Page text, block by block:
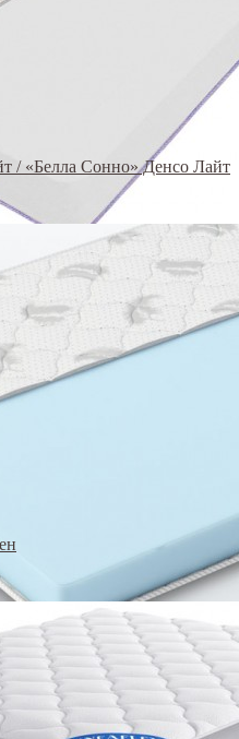
/ «Белла Сонно» Денсо Лайт